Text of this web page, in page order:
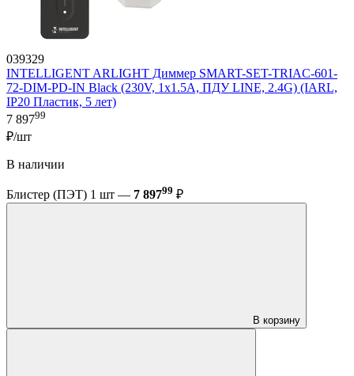
039329
INTELLIGENT ARLIGHT Диммер SMART-SET-TRIAC-601-
72-DIM-PD-IN Black (230V, 1x1.5A, ПДУ LINE, 2.4G) (IARL,
IP20 Пластик, 5 лет)
7 89799
₽/шт
В наличии
Блистер (ПЭТ) 1 шт — 7 89799 ₽
В корзину